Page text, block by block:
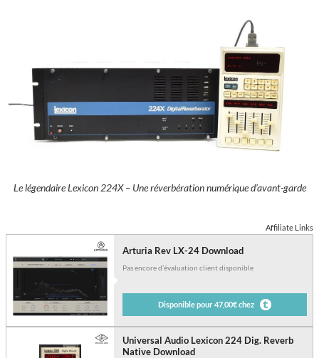
Le légendaire Lexicon 224X – Une réverbération numérique d’avant-garde
Affiliate Links
Arturia Rev LX-24 Download
Pas encore d’évaluation client disponible
Disponible pour 47,00€ chez
Universal Audio Lexicon 224 Dig. Reverb
Native Download